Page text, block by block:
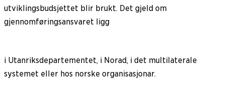
utviklingsbudsjettet blir brukt. Det gjeld om
gjennomføringsansvaret ligg
i Utanriksdepartementet, i Norad, i det multilaterale
systemet eller hos norske organisasjonar.